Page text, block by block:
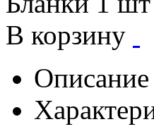
В корзину
Описание